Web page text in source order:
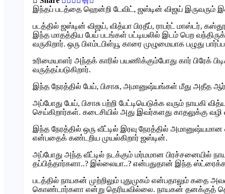
இந்தப் படத்தை ஹென்றி டேவிட், ஜஸ்டின் விஜய் இருவரும்
படத்தில் ஜஸ்டின் விஜய், வித்யா பிரதீப், ராபர்ட் மாஸ்டர்,
இந்த மாதத்திய பேய் படங்கள் பட்டியலில் இடம் பெற
வருகிறார். ஒரு பிஎம்டபிள்யூ காரை முழுமையாக பழுது
உரிமையாளர் அந்தக் காரில் பயணிக்கும்போது கார் பிரேக்
வருத்தப்படுகிறார்.
இந்த நேரத்தில் பேய், பிசாசு, அமானுஷ்யங்கள் மீது அதீத
அப்போது பேய், பிசாசு பற்றி பேட்டியெடுக்க வரும் நாயகி
செய்கிறார்கள். கடைசியில் அது இவர்களது காதலுக்கு வழி
இந்த நேரத்தில் ஒரு வீட்டில் இரவு நேரத்தில்
என்பதைக் கண்டறிய முயல்கிறார் ஜஸ்டின்.
அப்போது அந்த வீட்டில் நடக்கும் மர்மமான பிரச்சனையில்
தப்பித்தார்களா..? இல்லையா..? என்பதுதான் இந்த
படத்தில் நாயகன் முற்றிலும் புதுமுகம் என்பதாலும் கதை
கொண்டார்களா என்று தெரியவில்லை. நாயகன் தனக்குத்